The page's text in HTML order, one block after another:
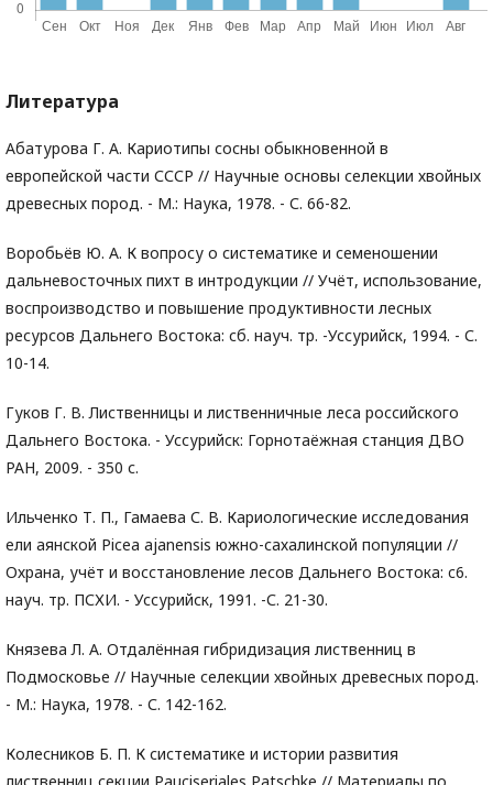
Литература
Абатурова Г. А. Кариотипы сосны обыкновенной в
европейской части СССР // Научные основы селекции хвойных
древесных пород. - М.: Наука, 1978. - С. 66-82.
Воробьёв Ю. А. К вопросу о систематике и семеношении
дальневосточных пихт в интродукции // Учёт, использование,
воспроизводство и повышение продуктивности лесных
ресурсов Дальнего Востока: сб. науч. тр. -Уссурийск, 1994. - С.
10-14.
Гуков Г. В. Лиственницы и лиственничные леса российского
Дальнего Востока. - Уссурийск: Горнотаёжная станция ДВО
РАН, 2009. - 350 с.
Ильченко Т. П., Гамаева С. В. Кариологические исследования
ели аянской Picea ajanensis южно-сахалинской популяции //
Охрана, учёт и восстановление лесов Дальнего Востока: c6.
науч. тр. ПСХИ. - Уссурийск, 1991. -С. 21-30.
Князева Л. А. Отдалённая гибридизация лиственниц в
Подмосковье // Научные селекции хвойных древесных пород.
- М.: Наука, 1978. - С. 142-162.
Колесников Б. П. К систематике и истории развития